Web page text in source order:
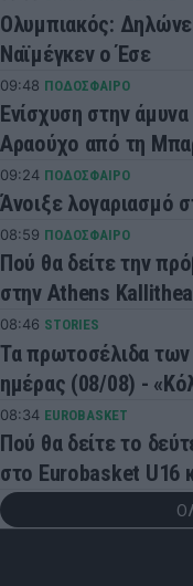
Ολυμπιακός:
Ναϊμέγκεν ο Έσε
09:48 ΠΟΔΟΣΦΑΙΡΟ
Ενίσχυση στην
Αραούχο από τη
09:24 ΠΟΔΟΣΦΑΙΡΟ
Άνοιξε λογαριασμό
08:59 ΠΟΔΟΣΦΑΙΡΟ
Πού θα δείτε την
στην Athens Kallithea
08:46 STORIES
Τα πρωτοσέλιδα
ημέρας (08/08) -
08:34 EUROBASKET
Πού θα δείτε το
στο Eurobasket U16